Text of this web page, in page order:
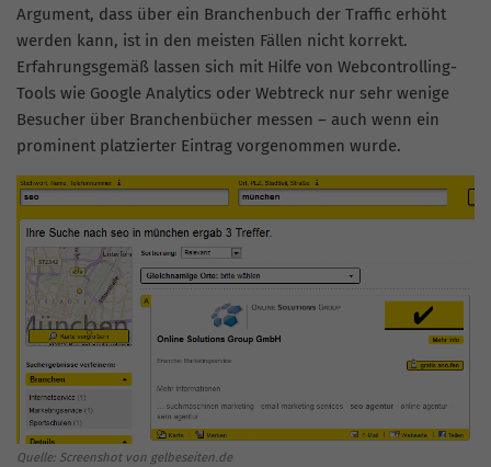
Argument, dass über ein Branchenbuch der Traffic erhöht
werden kann, ist in den meisten Fällen nicht korrekt.
Erfahrungsgemäß lassen sich mit Hilfe von Webcontrolling-
Tools wie Google Analytics oder Webtreck nur sehr wenige
Besucher über Branchenbücher messen – auch wenn ein
prominent platzierter Eintrag vorgenommen wurde.
Quelle: Screenshot von gelbeseiten.de